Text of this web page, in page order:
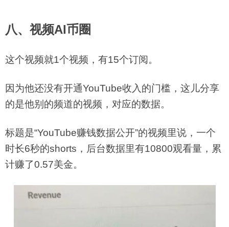
八、视频AI币圈
这个视频就1个视频，有15个订阅。
因为他还没有开通YouTube收入的门槛，这儿分享
的是他别的频道的视频，对应的数据。
标题是“YouTube赚钱数据公开”的视频里说，一个
时长6秒的shorts，后台数据里有10800观看量，累
计赚了0.57美金。